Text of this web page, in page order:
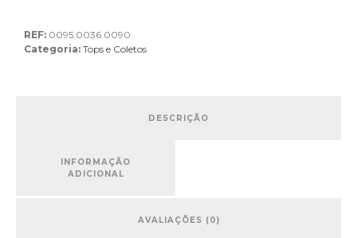
REF: 0095.0036.0090
Categoria: Tops e Coletos
DESCRIÇÃO
INFORMAÇÃO
ADICIONAL
AVALIAÇÕES (0)